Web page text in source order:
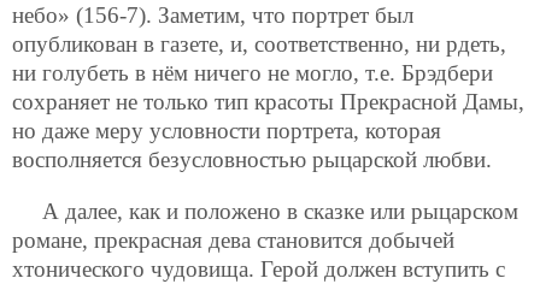
небо» (156-7). Заметим, что портрет был
опубликован в газете, и, соответственно, ни рдеть,
ни голубеть в нём ничего не могло, т.е. Брэдбери
сохраняет не только тип красоты Прекрасной Дамы,
но даже меру условности портрета, которая
восполняется безусловностью рыцарской любви.
А далее, как и положено в сказке или рыцарском
романе, прекрасная дева становится добычей
хтонического чудовища. Герой должен вступить с